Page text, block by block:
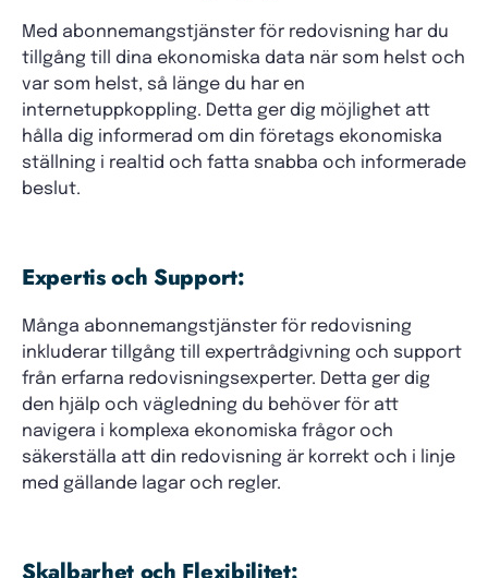
Med abonnemangstjänster för redovisning har du
tillgång till dina ekonomiska data när som helst och
var som helst, så länge du har en
internetuppkoppling. Detta ger dig möjlighet att
hålla dig informerad om din företags ekonomiska
ställning i realtid och fatta snabba och informerade
beslut.
Expertis och Support:
Många abonnemangstjänster för redovisning
inkluderar tillgång till expertrådgivning och support
från erfarna redovisningsexperter. Detta ger dig
den hjälp och vägledning du behöver för att
navigera i komplexa ekonomiska frågor och
säkerställa att din redovisning är korrekt och i linje
med gällande lagar och regler.